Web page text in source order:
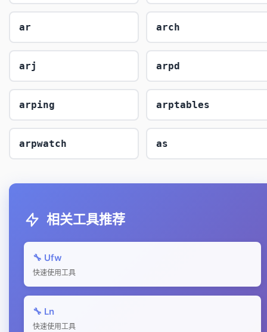
ar arch
arj arpd
arping arptables
arpwatch as
相关工具推荐
🔧 Ufw
快速使用工具
🔧 Ln
快速使用工具